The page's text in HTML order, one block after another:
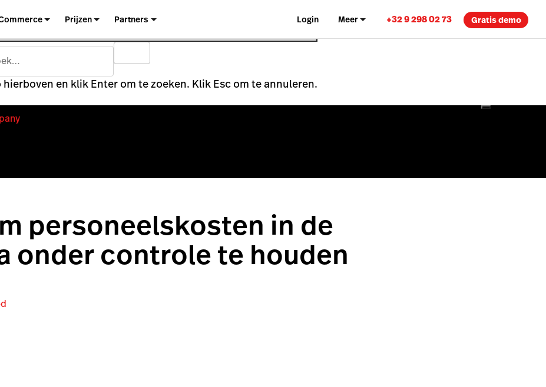
Prijzen Partners Login Meer +32 9 298 02 73 Gratis demo
hierboven en klik Enter om te zoeken. Klik Esc om te annuleren.
personeelskosten in de
onder controle te houden